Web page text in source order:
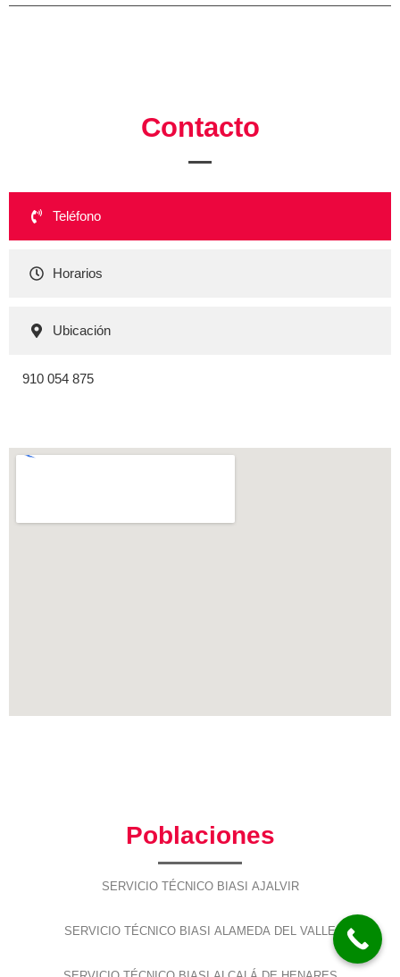
Contacto
Teléfono
Horarios
Ubicación
910 054 875
Poblaciones
SERVICIO TÉCNICO BIASI AJALVIR
SERVICIO TÉCNICO BIASI ALAMEDA DEL VALLE